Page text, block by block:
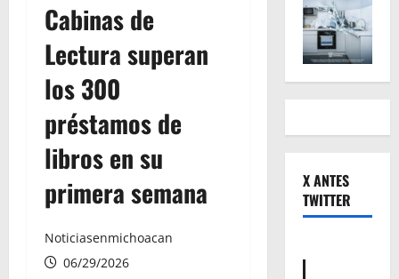
Cabinas de
Lectura superan
los 300
préstamos de
libros en su
primera semana
Noticiasenmichoacan
06/29/2026
X ANTES
TWITTER